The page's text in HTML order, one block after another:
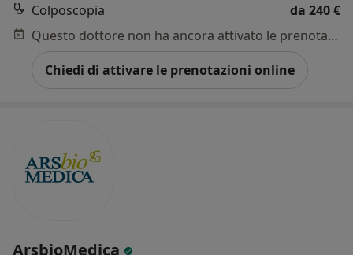
Colposcopia
da 240 €
Questo dottore non ha ancora attivato le prenotazioni online presso questo indirizzo.
Chiedi di attivare le prenotazioni online
ArsbioMedica